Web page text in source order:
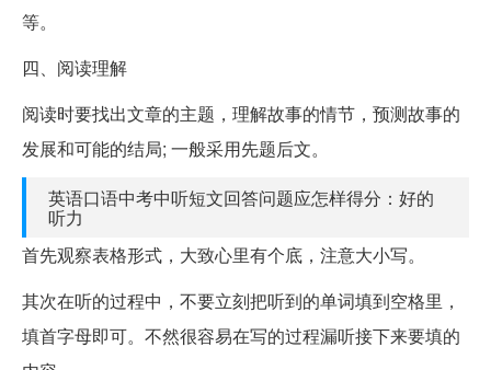
等。
四、阅读理解
阅读时要找出文章的主题，理解故事的情节，预测故事的
发展和可能的结局; 一般采用先题后文。
英语口语中考中听短文回答问题应怎样得分：好的
听力
首先观察表格形式，大致心里有个底，注意大小写。
其次在听的过程中，不要立刻把听到的单词填到空格里，
填首字母即可。不然很容易在写的过程漏听接下来要填的